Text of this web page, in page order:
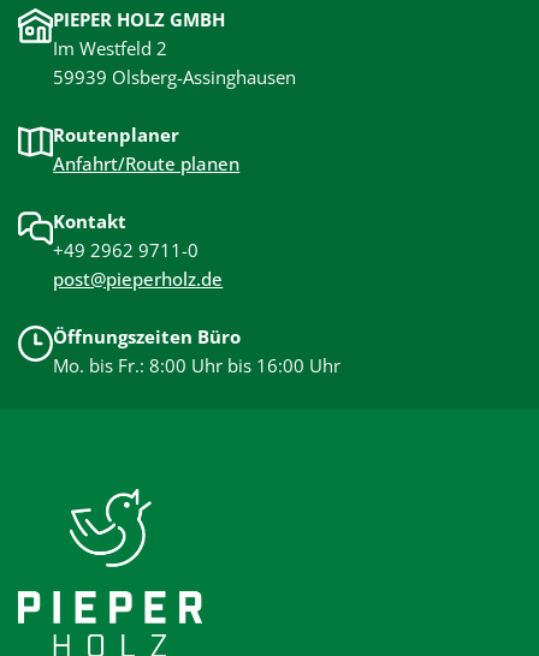
PIEPER HOLZ GMBH
Im Westfeld 2
59939 Olsberg-Assinghausen
Routenplaner
Anfahrt/Route planen
Kontakt
+49 2962 9711-0
post@pieperholz.de
Öffnungszeiten Büro
Mo. bis Fr.: 8:00 Uhr bis 16:00 Uhr